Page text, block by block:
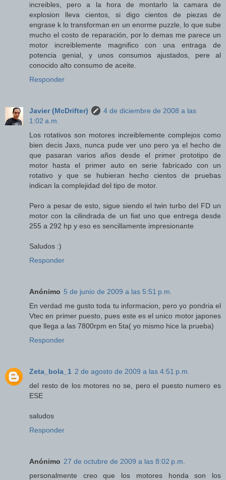
increibles, pero a la hora de montarlo la camara de
explosion lleva cientos, si digo cientos de piezas de
engrase k lo transforman en un enorme puzzle, lo que sube
mucho el costo de reparación, por lo demas me parece un
motor increiblemente magnifico con una entraga de
potencia genial, y unos consumos ajustados, pere al
conocido alto consumo de aceite.
Responder
Javier (McDrifter)
4 de diciembre de 2008 a las
1:02 a.m.
Los rotativos son motores increiblemente complejos como
bien decis Jaxs, nunca pude ver uno pero ya el hecho de
que pasaran varios años desde el primer prototipo de
motor hasta el primer auto en serie fabricado con un
rotativo y que se hubieran hecho cientos de pruebas
indican la complejidad del tipo de motor.
Pero a pesar de esto, sigue siendo el twin turbo del FD un
motor con la cilindrada de un fiat uno que entrega desde
255 a 292 hp y eso es sencillamente impresionante
Saludos :)
Responder
Anónimo 5 de junio de 2009 a las 5:51 p.m.
En verdad me gusto toda tu informacion, pero yo pondria el
Vtec en primer puesto, pues este es el unico motor japones
que llega a las 7800rpm en 5ta( yo mismo hice la prueba)
Responder
Zeta_bola_1 2 de agosto de 2009 a las 4:51 p.m.
del resto de los motores no se, pero el puesto numero es
ESE
saludos
Responder
Anónimo 27 de octubre de 2009 a las 8:02 p.m.
personalmente creo que los motores honda son los